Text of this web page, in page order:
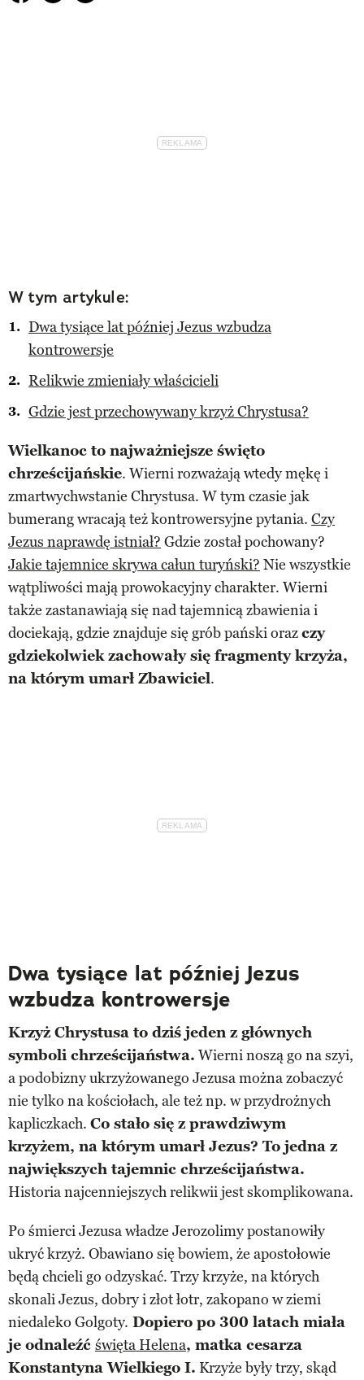
W tym artykule:
Dwa tysiące lat później Jezus wzbudza
kontrowersje
Relikwie zmieniały właścicieli
Gdzie jest przechowywany krzyż Chrystusa?
Wielkanoc to najważniejsze święto
chrześcijańskie. Wierni rozważają wtedy mękę i
zmartwychwstanie Chrystusa. W tym czasie jak
bumerang wracają też kontrowersyjne pytania. Czy
Jezus naprawdę istniał? Gdzie został pochowany?
Jakie tajemnice skrywa całun turyński? Nie wszystkie
wątpliwości mają prowokacyjny charakter. Wierni
także zastanawiają się nad tajemnicą zbawienia i
dociekają, gdzie znajduje się grób pański orazczy
gdziekolwiek zachowały się fragmenty krzyża,
na którym umarł Zbawiciel.
Dwa tysiące lat później Jezus
wzbudza kontrowersje
Krzyż Chrystusa to dziś jeden z głównych
symboli chrześcijaństwa. Wierni noszą go na szyi,
a podobizny ukrzyżowanego Jezusa można zobaczyć
nie tylko na kościołach, ale też np. w przydrożnych
kapliczkach. Co stało się z prawdziwym
krzyżem, na którym umarł Jezus? To jedna z
największych tajemnic chrześcijaństwa.
Historia najcenniejszych relikwii jest skomplikowana.
Po śmierci Jezusa władze Jerozolimy postanowiły
ukryć krzyż. Obawiano się bowiem, że apostołowie
będą chcieli go odzyskać. Trzy krzyże, na których
skonali Jezus, dobry i złot łotr, zakopano w ziemi
niedaleko Golgoty. Dopiero po 300 latach miała
je odnaleźć święta Helena, matka cesarza
Konstantyna Wielkiego I. Krzyże były trzy, skąd